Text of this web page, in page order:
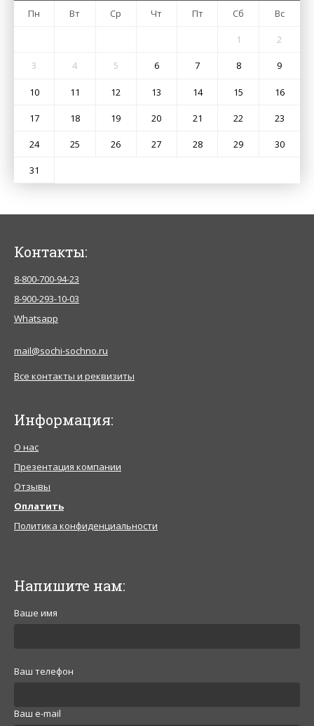
Пн Вт Ср Чт Пт Сб Вс
1 2
3 4 5 6 7 8 9
10 11 12 13 14 15 16
17 18 19 20 21 22 23
24 25 26 27 28 29 30
31
Контакты:
8-800-700-94-23
8-900-293-10-03
Whatsapp
mail@sochi-sochno.ru
Все контакты и реквизиты
Информация:
О нас
Презентация компании
Отзывы
Оплатить
Политика конфиденциальности
Напишите нам:
Ваше имя
Ваш телефон
Ваш e-mail